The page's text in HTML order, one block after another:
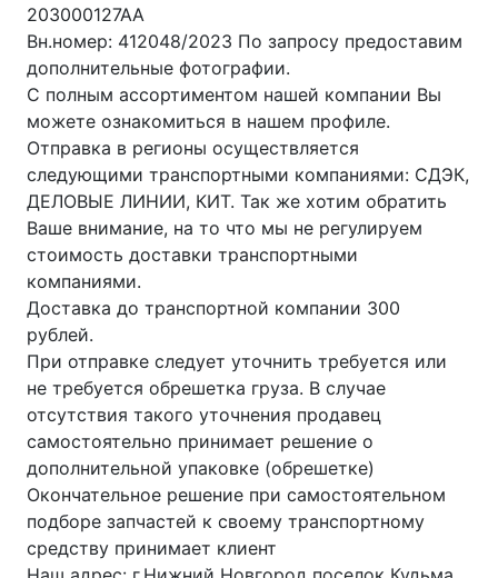
203000127AA
Вн.номер: 412048/2023 По запросу предоставим
дополнительные фотографии.
С полным ассортиментом нашей компании Вы
можете ознакомиться в нашем профиле.
Отправка в регионы осуществляется
следующими транспортными компаниями: СДЭК,
ДЕЛОВЫЕ ЛИНИИ, КИТ. Так же хотим обратить
Ваше внимание, на то что мы не регулируем
стоимость доставки транспортными
компаниями.
Доставка до транспортной компании 300
рублей.
При отправке следует уточнить требуется или
не требуется обрешетка груза. В случае
отсутствия такого уточнения продавец
самостоятельно принимает решение о
дополнительной упаковке (обрешетке)
Окончательное решение при самостоятельном
подборе запчастей к своему транспортному
средству принимает клиент